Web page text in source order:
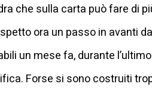
che sulla carta può fare di
ora un passo in avanti
un mese fa, durante
Forse si sono costruiti